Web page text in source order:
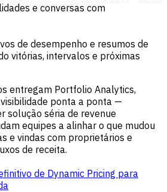
e conversas com
de desempenho e resumos de
vitórias, intervalos e próximas
entregam Portfolio Analytics,
ponta a ponta —
solução séria de revenue
equipes a alinhar o que mudou
e vindas com proprietários e
de receita.
de Dynamic Pricing para